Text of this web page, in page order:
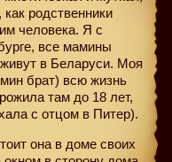
родственники
человека. Я с
все мамины
в Беларуси. Моя
брат) всю жизнь
там до 18 лет,
с отцом в Питер).
она в доме своих